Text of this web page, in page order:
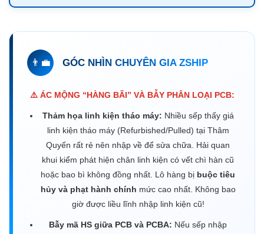
👨‍💼 GÓC NHÌN CHUYÊN GIA ZSHIP
⚠️ ÁC MỘNG “HÀNG BÃI” VÀ BẪY PHÂN LOẠI PCB:
Thảm họa linh kiện tháo máy: Nhiều sếp thấy giá
linh kiện tháo máy (Refurbished/Pulled) tại Thâm
Quyến rất rẻ nên nhập về để sửa chữa. Hải quan
khui kiểm phát hiện chân linh kiện có vết chì hàn cũ
hoặc bao bì không đồng nhất. Lô hàng bị buộc tiêu
hủy và phạt hành chính mức cao nhất. Không bao
giờ được liều lĩnh nhập linh kiện cũ!
Bẫy mã HS giữa PCB và PCBA: Nếu sếp nhập